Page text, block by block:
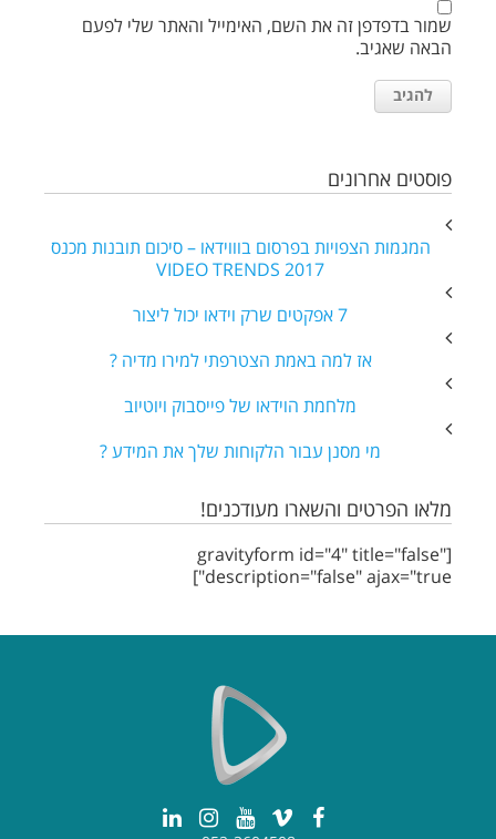
שמור בדפדפן זה את השם, האימייל והאתר שלי לפעם
הבאה שאגיב.
פוסטים אחרונים
המגמות הצפויות בפרסום בוווידאו – סיכום תובנות מכנס
VIDEO TRENDS 2017
7 אפקטים שרק וידאו יכול ליצור
אז למה באמת הצטרפתי למירו מדיה ?
מלחמת הוידאו של פייסבוק ויוטיוב
מי מסנן עבור הלקוחות שלך את המידע ?
מלאו הפרטים והשארו מעודכנים!
[gravityform id="4" title="false"
description="false" ajax="true"]